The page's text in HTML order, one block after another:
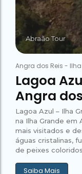
Abraão Tour
Angra dos Reis -
Lagoa
Angra
Lagoa Azul – Ilha
na Ilha Grande em
mais visitados e
águas cristalinas,
de peixes
Saiba Mais